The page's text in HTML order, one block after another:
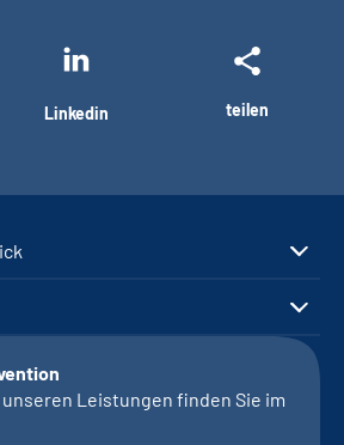
Linkedin teilen
Leistungen finden Sie im